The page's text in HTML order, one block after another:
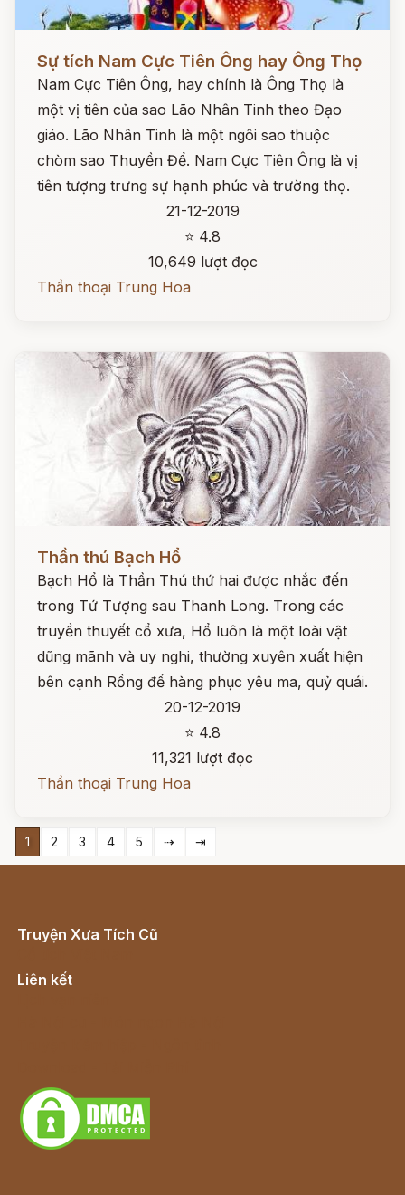
Sự tích Nam Cực Tiên Ông hay Ông Thọ
Nam Cực Tiên Ông, hay chính là Ông Thọ là
một vị tiên của sao Lão Nhân Tinh theo Đạo
giáo. Lão Nhân Tinh là một ngôi sao thuộc
chòm sao Thuyền Để. Nam Cực Tiên Ông là vị
tiên tượng trưng sự hạnh phúc và trường thọ.
21-12-2019
⭐ 4.8
10,649 lượt đọc
Thần thoại Trung Hoa
Đọc ngay
Thần thú Bạch Hổ
Bạch Hổ là Thần Thú thứ hai được nhắc đến
trong Tứ Tượng sau Thanh Long. Trong các
truyền thuyết cổ xưa, Hổ luôn là một loài vật
dũng mãnh và uy nghi, thường xuyên xuất hiện
bên cạnh Rồng để hàng phục yêu ma, quỷ quái.
20-12-2019
⭐ 4.8
11,321 lượt đọc
Thần thoại Trung Hoa
1 2 3 4 5 ⇢ ⇥
Truyện Xưa Tích Cũ
Liên kết